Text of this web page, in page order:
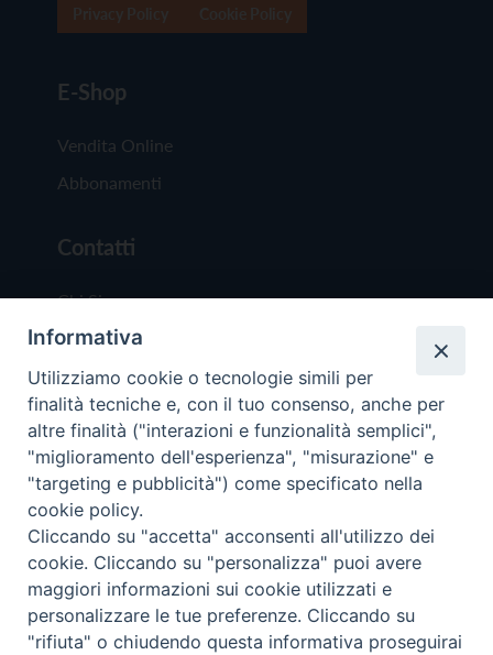
E-Shop
Vendita Online
Abbonamenti
Contatti
Chi Siamo
Redazione
Scrivici
Copyright © 2019 - Tutti i diritti riservati - Vita
Trentina Editrice
Privacy Policy
Torna
Informativa
Utilizziamo cookie o tecnologie simili per
finalità tecniche e, con il tuo consenso, anche per
altre finalità ("interazioni e funzionalità semplici",
"miglioramento dell'esperienza", "misurazione" e
"targeting e pubblicità") come specificato nella
cookie policy.
Cliccando su "accetta" acconsenti all'utilizzo dei
cookie. Cliccando su "personalizza" puoi avere
maggiori informazioni sui cookie utilizzati e
personalizzare le tue preferenze. Cliccando su
"rifiuta" o chiudendo questa informativa proseguirai